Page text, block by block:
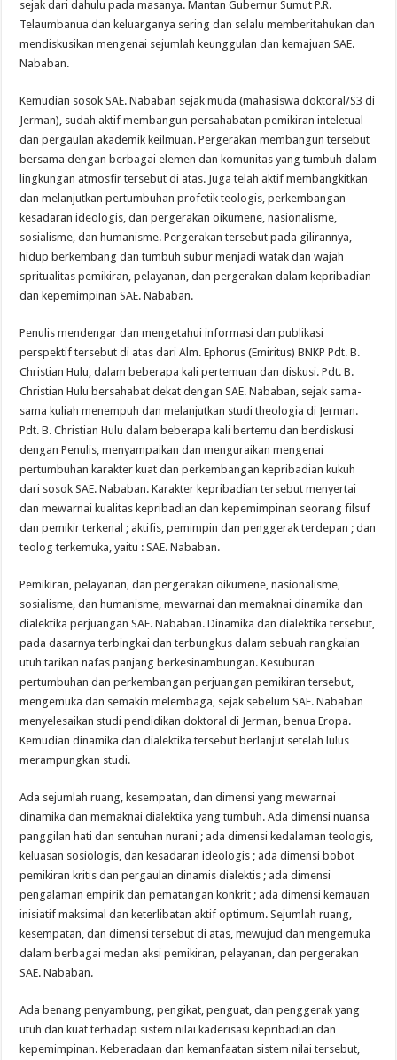
sejak dari dahulu pada masanya. Mantan Gubernur Sumut P.R.
Telaumbanua dan keluarganya sering dan selalu memberitahukan dan
mendiskusikan mengenai sejumlah keunggulan dan kemajuan SAE.
Nababan.
Kemudian sosok SAE. Nababan sejak muda (mahasiswa doktoral/S3 di
Jerman), sudah aktif membangun persahabatan pemikiran inteletual
dan pergaulan akademik keilmuan. Pergerakan membangun tersebut
bersama dengan berbagai elemen dan komunitas yang tumbuh dalam
lingkungan atmosfir tersebut di atas. Juga telah aktif membangkitkan
dan melanjutkan pertumbuhan profetik teologis, perkembangan
kesadaran ideologis, dan pergerakan oikumene, nasionalisme,
sosialisme, dan humanisme. Pergerakan tersebut pada gilirannya,
hidup berkembang dan tumbuh subur menjadi watak dan wajah
spritualitas pemikiran, pelayanan, dan pergerakan dalam kepribadian
dan kepemimpinan SAE. Nababan.
Penulis mendengar dan mengetahui informasi dan publikasi
perspektif tersebut di atas dari Alm. Ephorus (Emiritus) BNKP Pdt. B.
Christian Hulu, dalam beberapa kali pertemuan dan diskusi. Pdt. B.
Christian Hulu bersahabat dekat dengan SAE. Nababan, sejak sama-
sama kuliah menempuh dan melanjutkan studi theologia di Jerman.
Pdt. B. Christian Hulu dalam beberapa kali bertemu dan berdiskusi
dengan Penulis, menyampaikan dan menguraikan mengenai
pertumbuhan karakter kuat dan perkembangan kepribadian kukuh
dari sosok SAE. Nababan. Karakter kepribadian tersebut menyertai
dan mewarnai kualitas kepribadian dan kepemimpinan seorang filsuf
dan pemikir terkenal ; aktifis, pemimpin dan penggerak terdepan ; dan
teolog terkemuka, yaitu : SAE. Nababan.
Pemikiran, pelayanan, dan pergerakan oikumene, nasionalisme,
sosialisme, dan humanisme, mewarnai dan memaknai dinamika dan
dialektika perjuangan SAE. Nababan. Dinamika dan dialektika tersebut,
pada dasarnya terbingkai dan terbungkus dalam sebuah rangkaian
utuh tarikan nafas panjang berkesinambungan. Kesuburan
pertumbuhan dan perkembangan perjuangan pemikiran tersebut,
mengemuka dan semakin melembaga, sejak sebelum SAE. Nababan
menyelesaikan studi pendidikan doktoral di Jerman, benua Eropa.
Kemudian dinamika dan dialektika tersebut berlanjut setelah lulus
merampungkan studi.
Ada sejumlah ruang, kesempatan, dan dimensi yang mewarnai
dinamika dan memaknai dialektika yang tumbuh. Ada dimensi nuansa
panggilan hati dan sentuhan nurani ; ada dimensi kedalaman teologis,
keluasan sosiologis, dan kesadaran ideologis ; ada dimensi bobot
pemikiran kritis dan pergaulan dinamis dialektis ; ada dimensi
pengalaman empirik dan pematangan konkrit ; ada dimensi kemauan
inisiatif maksimal dan keterlibatan aktif optimum. Sejumlah ruang,
kesempatan, dan dimensi tersebut di atas, mewujud dan mengemuka
dalam berbagai medan aksi pemikiran, pelayanan, dan pergerakan
SAE. Nababan.
Ada benang penyambung, pengikat, penguat, dan penggerak yang
utuh dan kuat terhadap sistem nilai kaderisasi kepribadian dan
kepemimpinan. Keberadaan dan kemanfaatan sistem nilai tersebut,